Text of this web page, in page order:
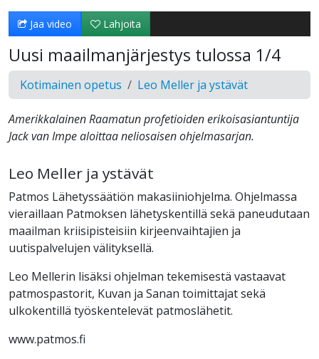
Jaa video Lahjoita
Uusi maailmanjärjestys tulossa 1/4
Kotimainen opetus Leo Meller ja ystävät
Amerikkalainen Raamatun profetioiden erikoisasiantuntija
Jack van Impe aloittaa neliosaisen ohjelmasarjan.
Leo Meller ja ystävät
Patmos Lähetyssäätiön makasiiniohjelma. Ohjelmassa
vieraillaan Patmoksen lähetyskentillä sekä paneudutaan
maailman kriisipisteisiin kirjeenvaihtajien ja
uutispalvelujen välityksellä.
Leo Mellerin lisäksi ohjelman tekemisestä vastaavat
patmospastorit, Kuvan ja Sanan toimittajat sekä
ulkokentillä työskentelevät patmoslähetit.
www.patmos.fi